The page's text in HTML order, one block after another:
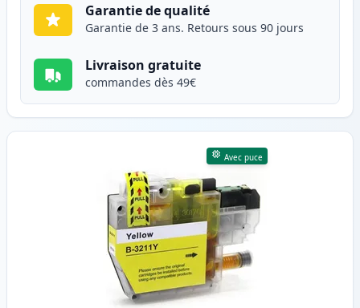
Garantie de qualité
Garantie de 3 ans. Retours sous 90 jours
Livraison gratuite
commandes dès 49€
Avec puce